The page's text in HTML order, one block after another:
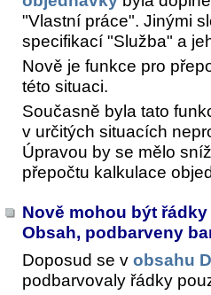
"Vlastní práce". Jinými
specifikací "Služba" a
Nově je funkce pro
této situaci.
Současně byla tato
v určitých situacích
Úpravou by se mělo
přepočtu kalkulace
Nově mohou být
Obsah, podbarveny
Doposud se v obsahu
podbarvovaly řádky